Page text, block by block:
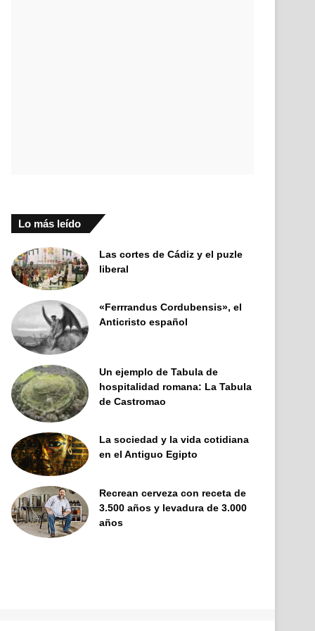
Lo más leído
Las cortes de Cádiz y el puzle
liberal
«Ferrrandus Cordubensis», el
Anticristo español
Un ejemplo de Tabula de
hospitalidad romana: La Tabula
de Castromao
La sociedad y la vida cotidiana
en el Antiguo Egipto
Recrean cerveza con receta de
3.500 años y levadura de 3.000
años